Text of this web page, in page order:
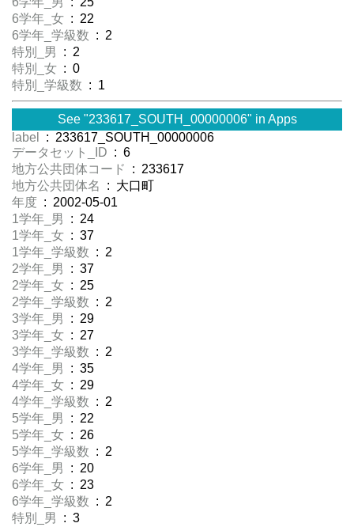
6学年_女 : 22
6学年_学級数 : 2
特別_男
: 2
特別_女 : 0
特別_学級数 : 1
See "233617_SOUTH_00000006" in Apps
label
: 233617_SOUTH_00000006
データセット_ID : 6
地方公共団体コード
: 233617
地方公共団体名
: 大口町
年度 : 2002-05-01
1学年_男
: 24
1学年_女 : 37
1学年_学級数 : 2
2学年_男
: 37
2学年_女 : 25
2学年_学級数 : 2
3学年_男
: 29
3学年_女 : 27
3学年_学級数 : 2
4学年_男
: 35
4学年_女 : 29
4学年_学級数 : 2
5学年_男
: 22
5学年_女 : 26
5学年_学級数 : 2
6学年_男
: 20
6学年_女 : 23
6学年_学級数 : 2
特別_男
: 3